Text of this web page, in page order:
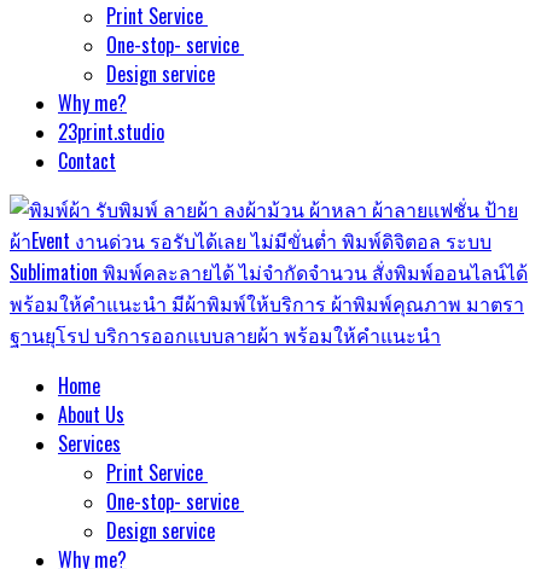
Print Service
One-stop- service
Design service
Why me?
23print.studio
Contact
Home
About Us
Services
Print Service
One-stop- service
Design service
Why me?